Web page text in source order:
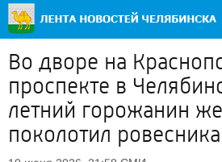
Во дворе на
проспекте в
летний горожанин
поколотил ровесника